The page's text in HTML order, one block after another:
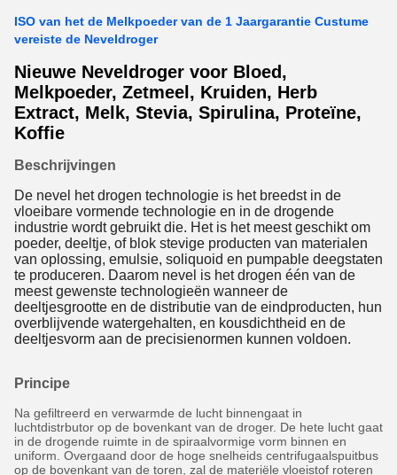
ISO van het de Melkpoeder van de 1 Jaargarantie Custume
vereiste de Neveldroger
Nieuwe Neveldroger voor Bloed,
Melkpoeder, Zetmeel, Kruiden, Herb
Extract, Melk, Stevia, Spirulina, Proteïne,
Koffie
Beschrijvingen
De nevel het drogen technologie is het breedst in de
vloeibare vormende technologie en in de drogende
industrie wordt gebruikt die. Het is het meest geschikt om
poeder, deeltje, of blok stevige producten van materialen
van oplossing, emulsie, soliquoid en pumpable deegstaten
te produceren. Daarom nevel is het drogen één van de
meest gewenste technologieën wanneer de
deeltjesgrootte en de distributie van de eindproducten, hun
overblijvende watergehalten, en kousdichtheid en de
deeltjesvorm aan de precisienormen kunnen voldoen.
Principe
Na gefiltreerd en verwarmde de lucht binnengaat in
luchtdistrbutor op de bovenkant van de droger. De hete lucht gaat
in de drogende ruimte in de spiraalvormige vorm binnen en
uniform. Overgaand door de hoge snelheids centrifugaalspuitbus
op de bovenkant van de toren, zal de materiële vloeistof roteren